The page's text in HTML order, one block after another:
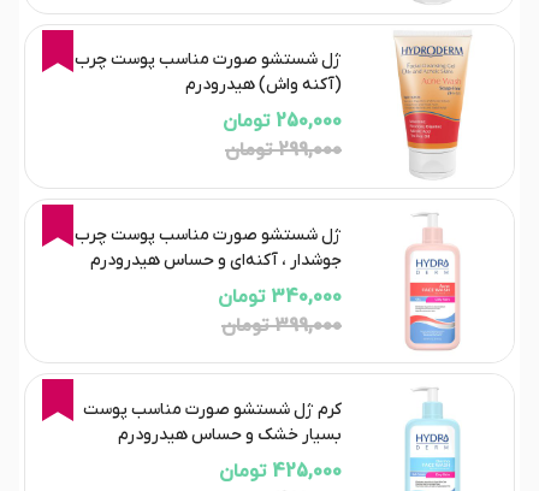
16%
ژل شستشو صورت مناسب پوست چرب
(آکنه واش) هیدرودرم
250,000 تومان
299,000 تومان
15%
ژل شستشو صورت مناسب پوست چرب،
جوشدار ، آکنه‌ای و حساس هیدرودرم
340,000 تومان
399,000 تومان
15%
کرم ژل شستشو صورت مناسب پوست‌
بسیار خشک و حساس هیدرودرم
425,000 تومان